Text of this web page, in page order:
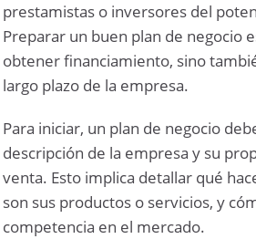
prestamistas o inversores del
Preparar un buen plan de negocio
obtener financiamiento, sino
largo plazo de la empresa.
Para iniciar, un plan de negocio
descripción de la empresa y su
venta. Esto implica detallar qué
son sus productos o servicios, y
competencia en el mercado.